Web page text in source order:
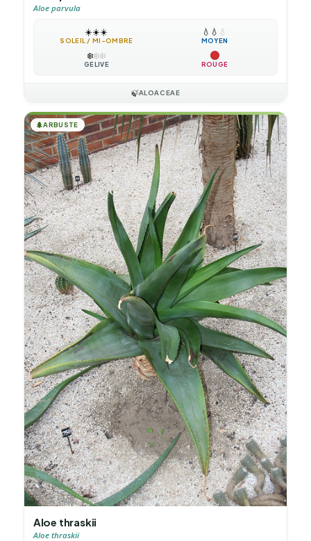
Aloe parvula
☀️☀️☀️
SOLEIL / MI-OMBRE
💧 💧 💧
MOYEN
❄️❄️❄️
GÉLIVE ROUGE
🍃ALOACEAE
🌲ARBUSTE
Aloe thraskii
Aloe thraskii